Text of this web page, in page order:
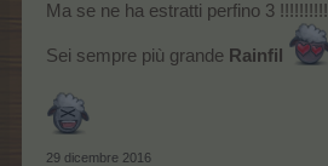
Ma se ne ha estratti perfino 3 !!!!!!!!!!
Sei sempre più grande Rainfil
29 dicembre 2016